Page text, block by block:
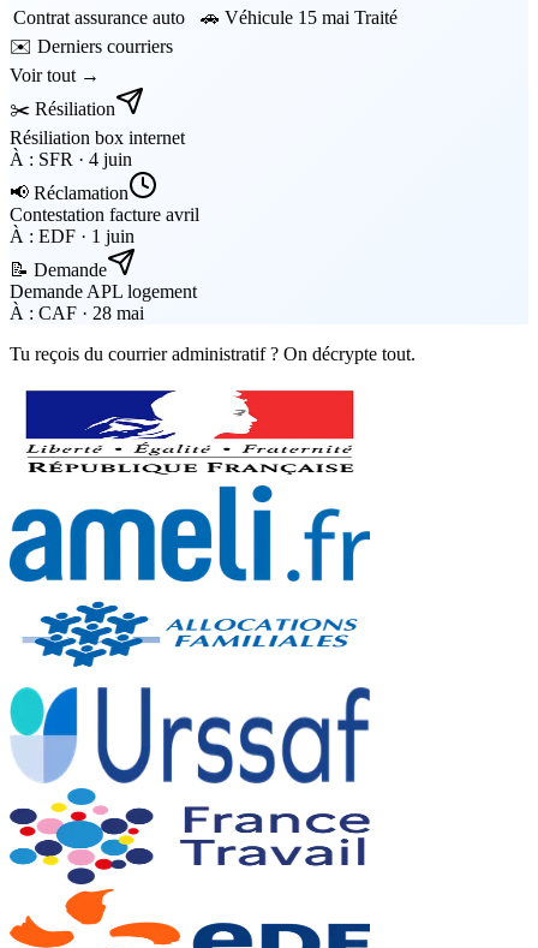
Contrat assurance auto
🚗 Véhicule 15 mai Traité
✉️ Derniers courriers
Voir tout →
✂️ Résiliation
Résiliation box internet
À : SFR · 4 juin
📢 Réclamation
Contestation facture avril
À : EDF · 1 juin
📝 Demande
Demande APL logement
À : CAF · 28 mai
Tu reçois du courrier administratif ? On décrypte tout.